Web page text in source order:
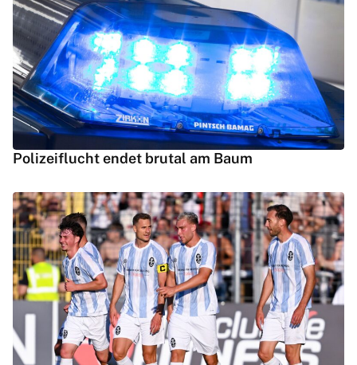
Polizeiflucht endet brutal am Baum